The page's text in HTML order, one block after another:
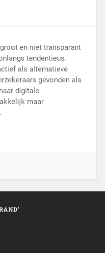
en niet transparant
tendentieus.
als alternatieve
gevonden als
digitale
maar